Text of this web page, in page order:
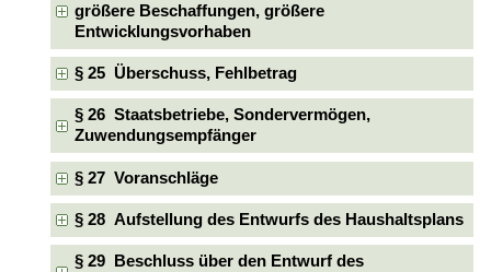
größere Beschaffungen, größere
Entwicklungsvorhaben
§ 25 Überschuss, Fehlbetrag
§ 26 Staatsbetriebe, Sondervermögen,
Zuwendungsempfänger
§ 27 Voranschläge
§ 28 Aufstellung des Entwurfs des Haushaltsplans
§ 29 Beschluss über den Entwurf des